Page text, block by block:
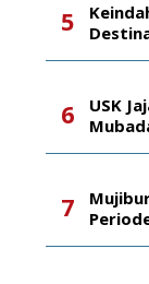
USK